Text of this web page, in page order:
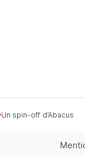
Un spin-off d’Abacus